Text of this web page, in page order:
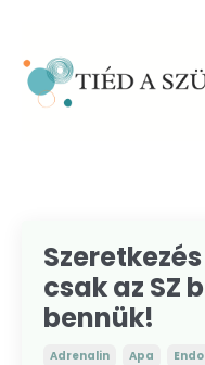
csak az SZ
bennük!
Adrenalin Apa